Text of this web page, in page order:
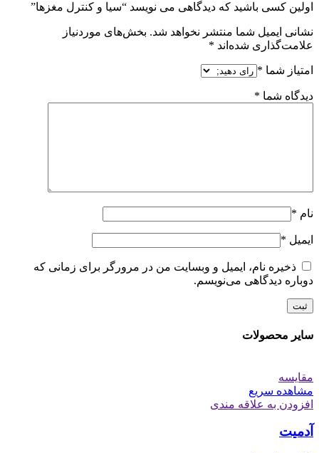
اولین کسی باشید که دیدگاهی می نویسد “سیا و کنترل مغزها”
نشانی ایمیل شما منتشر نخواهد شد. بخش‌های موردنیاز
علامت‌گذاری شده‌اند *
امتیاز شما *
دیدگاه شما *
نام *
ایمیل *
ذخیره نام، ایمیل و وبسایت من در مرورگر برای زمانی که
دوباره دیدگاهی می‌نویسم.
سایر محصولات
مقایسه
مشاهده سریع
افزودن به علاقه مندی
آدمیت